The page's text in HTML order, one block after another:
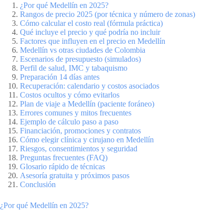
¿Por qué Medellín en 2025?
Rangos de precio 2025 (por técnica y número de zonas)
Cómo calcular el costo real (fórmula práctica)
Qué incluye el precio y qué podría no incluir
Factores que influyen en el precio en Medellín
Medellín vs otras ciudades de Colombia
Escenarios de presupuesto (simulados)
Perfil de salud, IMC y tabaquismo
Preparación 14 días antes
Recuperación: calendario y costos asociados
Costos ocultos y cómo evitarlos
Plan de viaje a Medellín (paciente foráneo)
Errores comunes y mitos frecuentes
Ejemplo de cálculo paso a paso
Financiación, promociones y contratos
Cómo elegir clínica y cirujano en Medellín
Riesgos, consentimientos y seguridad
Preguntas frecuentes (FAQ)
Glosario rápido de técnicas
Asesoría gratuita y próximos pasos
Conclusión
¿Por qué Medellín en 2025?